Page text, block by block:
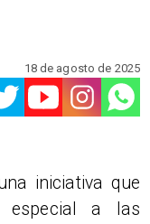
18 de agosto de 2025
iniciativa que
especial a las